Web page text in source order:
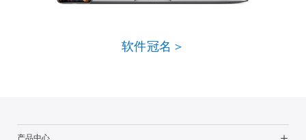
软件冠名＞
产品中心